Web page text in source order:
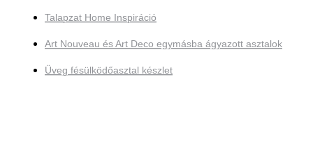
Talapzat Home Inspiráció
Art Nouveau és Art Deco egymásba ágyazott asztalok
Üveg fésülködőasztal készlet